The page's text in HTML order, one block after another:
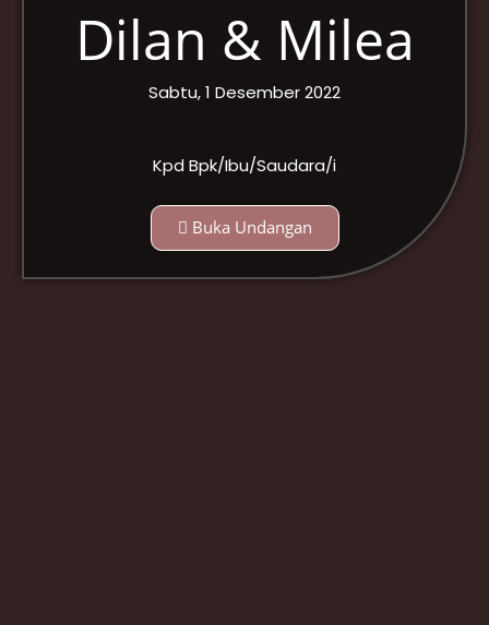
Dilan & Milea
Sabtu, 1 Desember 2022
Kpd Bpk/Ibu/Saudara/i
Buka Undangan